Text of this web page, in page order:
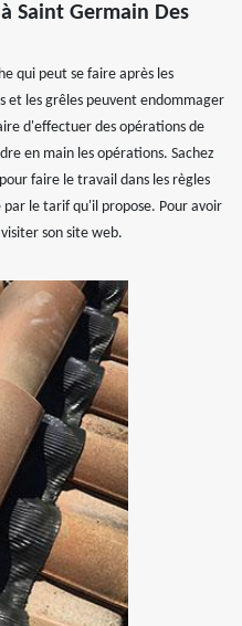
Saint Germain Des
qui peut se faire après les
et les grêles peuvent endommager
d'effectuer des opérations de
en main les opérations. Sachez
faire le travail dans les règles
le tarif qu'il propose. Pour avoir
son site web.